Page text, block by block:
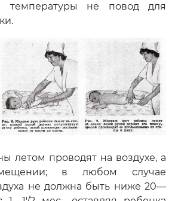
тем­пературы не повод для
летом проводят на воздухе, а
в любом случае
не должна быть ниже 20—